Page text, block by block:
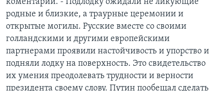
родные и близкие, а траурные церемонии и
открытые могилы. Русские вместе со своими
голландскими и другими европейскими
партнерами проявили настойчивость и упорство и
подняли лодку на поверхность. Это свидетельство
их умения преодолевать трудности и верности
президента своему слову. Путин пообещал сделать